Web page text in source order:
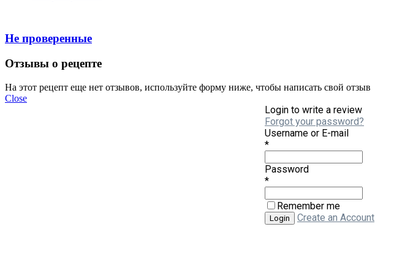
Не проверенные
Отзывы о рецепте
На этот рецепт еще нет отзывов, используйте форму ниже, чтобы написать свой отзыв
Close
Login to write a review
Forgot your password?
Username or E-mail
*
Password
*
Remember me
Create an Account